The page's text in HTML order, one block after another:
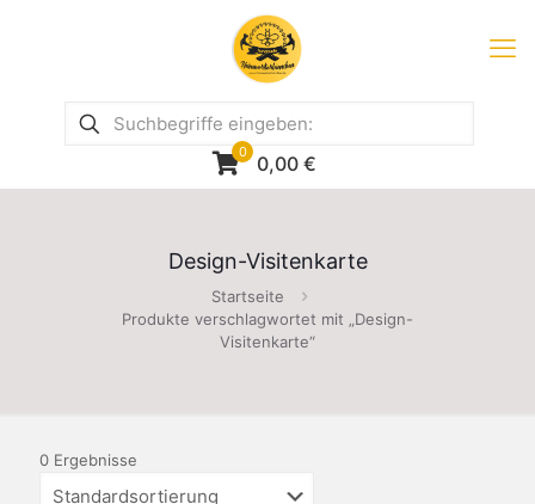
0 0,00 €
Design-Visitenkarte
Startseite
Produkte verschlagwortet mit „Design-
Visitenkarte“
0 Ergebnisse